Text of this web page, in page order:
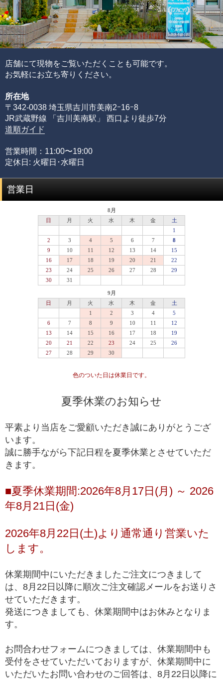
ブレスレットの品質階級は、ブレスレットを構成している
各ビーズの品質水準の高さと品質水準のムラで決まりま
す。
通常、半貴石には上記のような基準を基にした品質管理を
することが出来ません。
めには、それぞれの石の一番下から一番上までの全ての品
質を網羅する必要があるからです。
限られた品質の知識のみでは、正確な品質評価をすること
が出来ません。
専門店としてルチルクォーツに情熱を注ぎ、ありとあらゆ
る加工工場に足を運び、積み重ねてきた品質知識があるか
す。
セミプレミアムをベースに可能な限りビーズを入れ
替えていき、各ビーズの品質ムラを無した、最も完
成度(統一感)の高い傑作ブレスレット
セミプレミアム
最高品質をベースにビーズを入れ替えていき、各ビ
ーズの品質水準が最も高いプレミアムビーズのみで
組み上げた、完成度(統一感)の高いブレスレット
専門工場で3％程度しか組み上げることができない、
入手が極めて難しいブレスレット
一般に流通していないライン
国内でトップクオリティ *1として販売されているライ
きるブレスレット
入門モデル
ルチルクォーツが初めての方や、低価格でも品質の
※上記の階級は、主に産出量の最も多いゴールドルチルクォーツを対象に適
用している基準となります。ビーズへの加工が少ない希少な色味の種類にお
チルクォーツと同じ基準値で品質を測ることが難しく、高品質以上の品質階
級を基本的に定めておりません。
*1 トップクオリティは、品質が最も高いという意味で一般に用いられ、最
店舗にて現物をご覧いただくことも可能です。
お気軽にお立ち寄りください。
所在地
〒342-0038 埼玉県吉川市美南2ｰ16ｰ8
JR武蔵野線 「吉川美南駅」 西口より徒歩7分
道順ガイド
営業時間：11:00〜19:00
定休日: 火曜日･水曜日
営業日
色のついた日は休業日です。
夏季休業のお知らせ
平素より当店をご愛顧いただき誠にありがとうござ
います。
誠に勝手ながら下記日程を夏季休業とさせていただ
きます。
■夏季休業期間:2026年8月17日(月) ～ 2026
年8月21日(金)
2026年8月22日(土)より通常通り営業いた
します。
休業期間中にいただきましたご注文につきまして
は、8月22日以降に順次ご注文確認メールをお送りさ
せていただきます。
発送につきましても、休業期間中はお休みとなりま
す。
お問合わせフォームにつきましては、休業期間中も
受付をさせていただいておりますが、休業期間中に
いただいたお問い合わせのご回答は、8月22日以降に